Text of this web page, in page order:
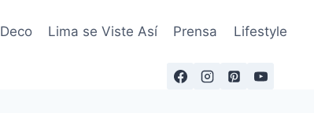
Deco Lima se Viste Así Prensa Lifestyle